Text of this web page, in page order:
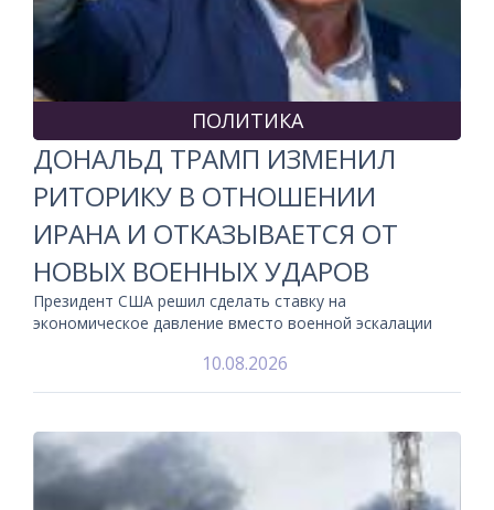
ПОЛИТИКА
ДОНАЛЬД ТРАМП ИЗМЕНИЛ
РИТОРИКУ В ОТНОШЕНИИ
ИРАНА И ОТКАЗЫВАЕТСЯ ОТ
НОВЫХ ВОЕННЫХ УДАРОВ
Президент США решил сделать ставку на
экономическое давление вместо военной эскалации
10.08.2026